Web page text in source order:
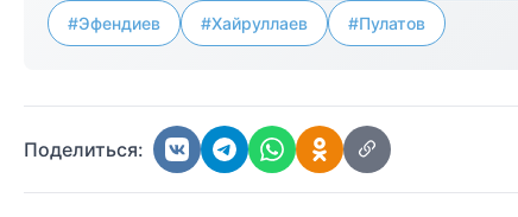
#Эфендиев #Хайруллаев #Пулатов
Поделиться: